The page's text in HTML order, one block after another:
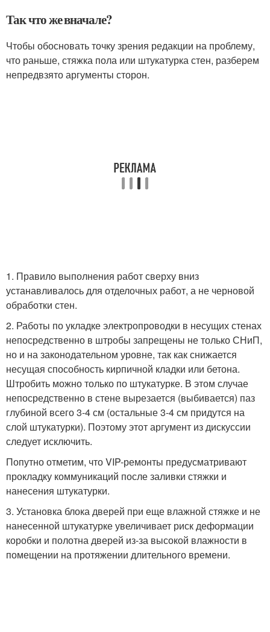
Так что же вначале?
Чтобы обосновать точку зрения редакции на проблему,
что раньше, стяжка пола или штукатурка стен, разберем
непредвзято аргументы сторон.
1. Правило выполнения работ сверху вниз
устанавливалось для отделочных работ, а не черновой
обработки стен.
2. Работы по укладке электропроводки в несущих стенах
непосредственно в штробы запрещены не только СНиП,
но и на законодательном уровне, так как снижается
несущая способность кирпичной кладки или бетона.
Штробить можно только по штукатурке. В этом случае
непосредственно в стене вырезается (выбивается) паз
глубиной всего 3-4 см (остальные 3-4 см придутся на
слой штукатурки). Поэтому этот аргумент из дискуссии
следует исключить.
Попутно отметим, что VIP-ремонты предусматривают
прокладку коммуникаций после заливки стяжки и
нанесения штукатурки.
3. Установка блока дверей при еще влажной стяжке и не
нанесенной штукатурке увеличивает риск деформации
коробки и полотна дверей из-за высокой влажности в
помещении на протяжении длительного времени.